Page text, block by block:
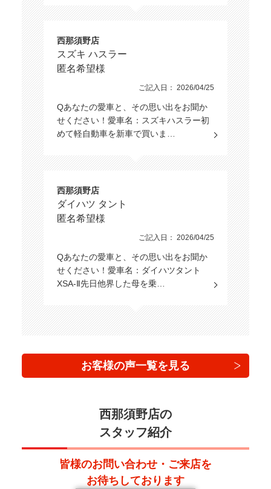
西那須野店
スズキ ハスラー
匿名希望様
ご記入日： 2026/04/25
Qあなたの愛車と、その思い出をお聞か
せください！愛車名：スズキハスラー初
めて軽自動車を新車で買いま…
西那須野店
ダイハツ タント
匿名希望様
ご記入日： 2026/04/25
Qあなたの愛車と、その思い出をお聞か
せください！愛車名：ダイハツタント
XSA-Ⅱ先日他界した母を乗…
お客様の声一覧を見る
西那須野店の
スタッフ紹介
皆様のお問い合わせ・ご来店を
お待ちしております